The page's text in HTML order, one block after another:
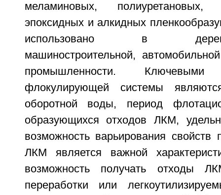
меламиновых, полиуретановых,
эпоксидных и алкидных
использовано в
машиностроительной,
промышленности. Ключевыми
флокулирующей системы
оборотной воды, период
образующихся отходов ЛКМ,
возможность варьирования свойств
ЛКМ является важной
возможность получать отходы
переработки или